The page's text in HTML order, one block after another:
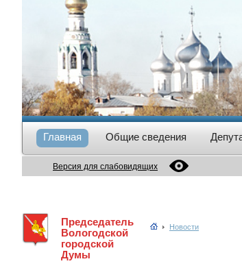
Главная Общие сведения
Версия для слабовидящих
Председатель
Вологодской
городской
Думы
Новости